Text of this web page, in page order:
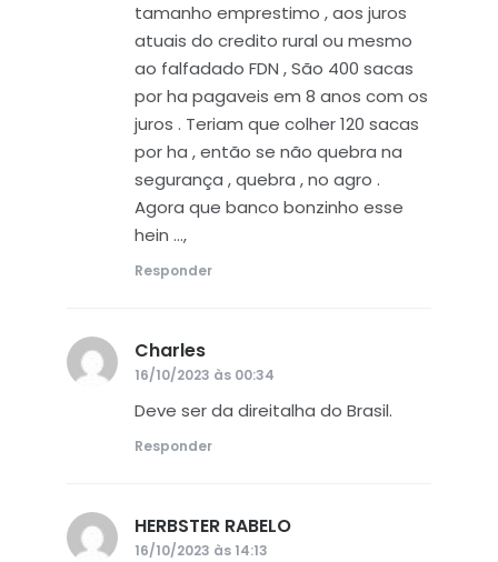
tamanho emprestimo , aos juros
atuais do credito rural ou mesmo
ao falfadado FDN , São 400 sacas
por ha pagaveis em 8 anos com os
juros . Teriam que colher 120 sacas
por ha , então se não quebra na
segurança , quebra , no agro .
Agora que banco bonzinho esse
hein …,
Responder
Charles
16/10/2023 às 00:34
Deve ser da direitalha do Brasil.
Responder
HERBSTER RABELO
16/10/2023 às 14:13